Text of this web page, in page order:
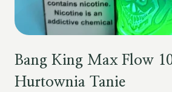
Bang King Max Flow
Hurtownia Tanie